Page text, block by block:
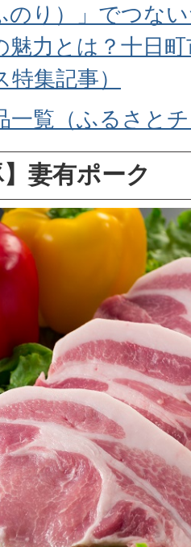
のり）」でつな
魅力とは？十日
集記事）
一覧（ふるさと
】妻有ポーク